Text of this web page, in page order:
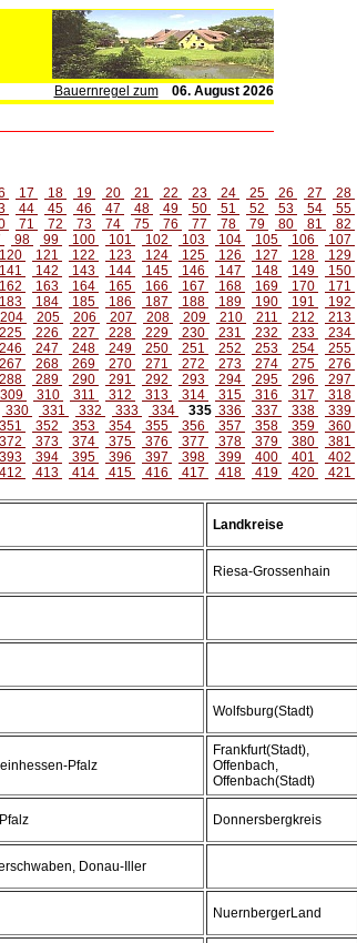
Bauernregel zum
06. August 2026
17 18 19 20 21 22 23 24 25 26 27
28
44 45 46 47 48 49 50 51 52 53 54
55
71 72 73 74 75 76 77 78 79 80 81
82
98 99 100 101 102 103 104 105 106
107
120 121 122 123 124 125 126 127 128
129
141 142 143 144 145 146 147 148 149
150
162 163 164 165 166 167 168 169 170
171
183 184 185 186 187 188 189 190 191
192
204 205 206 207 208 209 210 211 212
213
225 226 227 228 229 230 231 232 233
234
246 247 248 249 250 251 252 253 254
255
267 268 269 270 271 272 273 274 275
276
288 289 290 291 292 293 294 295 296
297
309 310 311 312 313 314 315 316 317
318
330 331 332 333 334 335 336 337 338
339
351 352 353 354 355 356 357 358 359
360
372 373 374 375 376 377 378 379 380
381
393 394 395 396 397 398 399 400 401
402
412 413 414 415 416 417 418 419 420 421
Landkreise
Riesa-Grossenhain
Wolfsburg(Stadt)
Pfalz
Frankfurt(Stadt),
Offenbach,
Offenbach(Stadt)
Donnersbergkreis
Donau-Iller
NuernbergerLand